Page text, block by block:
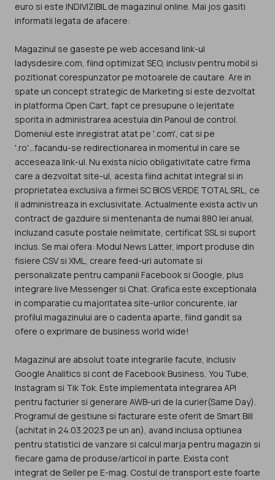
euro si este INDIVIZIBIL de magazinul online. Mai jos gasiti
informatii legata de afacere:
Magazinul se gaseste pe web accesand link-ul
ladysdesire.com, fiind optimizat SEO, inclusiv pentru mobil si
pozitionat corespunzator pe motoarele de cautare. Are in
spate un concept strategic de Marketing si este dezvoltat
in platforma Open Cart, fapt ce presupune o lejeritate
sporita in administrarea acestuia din Panoul de control.
Domeniul este inregistrat atat pe '.com', cat si pe
'.ro'...facandu-se redirectionarea in momentul in care se
acceseaza link-ul. Nu exista nicio obligativitate catre firma
care a dezvoltat site-ul, acesta fiind achitat integral si in
proprietatea exclusiva a firmei SC BIOS VERDE TOTAL SRL, ce
il administreaza in exclusivitate. Actualmente exista activ un
contract de gazduire si mentenanta de numai 880 lei anual,
incluzand casute postale nelimitate, certificat SSL si suport
inclus. Se mai ofera: Modul News Latter, import produse din
fisiere CSV si XML, creare feed-uri automate si
personalizate pentru campanii Facebook si Google, plus
integrare live Messenger si Chat. Grafica este exceptionala
in comparatie cu majoritatea site-urilor concurente, iar
profilul magazinului are o cadenta aparte, fiind gandit sa
ofere o exprimare de business world wide!
Magazinul are absolut toate integrarile facute, inclusiv
Google Analitics si cont de Facebook Business, You Tube,
Instagram si Tik Tok. Este implementata integrarea API
pentru facturier si generare AWB-uri de la curier(Same Day).
Programul de gestiune si facturare este oferit de Smart Bill
(achitat in 24.03.2023 pe un an), avand inclusa optiunea
pentru statistici de vanzare si calcul marja pentru magazin si
fiecare gama de produse/articol in parte. Exista cont
integrat de Seller pe E-mag. Costul de transport este foarte